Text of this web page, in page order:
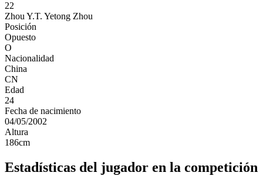
22
Zhou Y.T. Yetong Zhou
Posición
Opuesto
O
Nacionalidad
China
CN
Edad
24
Fecha de nacimiento
04/05/2002
Altura
186cm
Estadísticas del jugador en la competición